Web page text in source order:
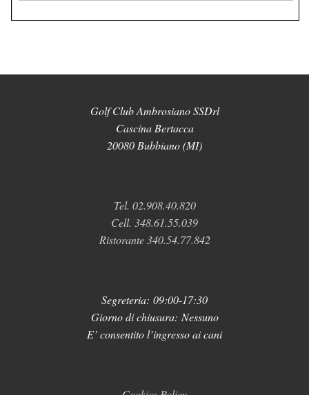
Golf Club Ambrosiano SSDrl
Cascina Bertacca
20080 Bubbiano (MI)
Tel. 02.908.40.820
Cell. 348.61.55.039
Ristorante 340.54.77.842
Segreteria: 09:00-17:30
Giorno di chiusura: Nessuno
E’ consentito l’ingresso ai cani